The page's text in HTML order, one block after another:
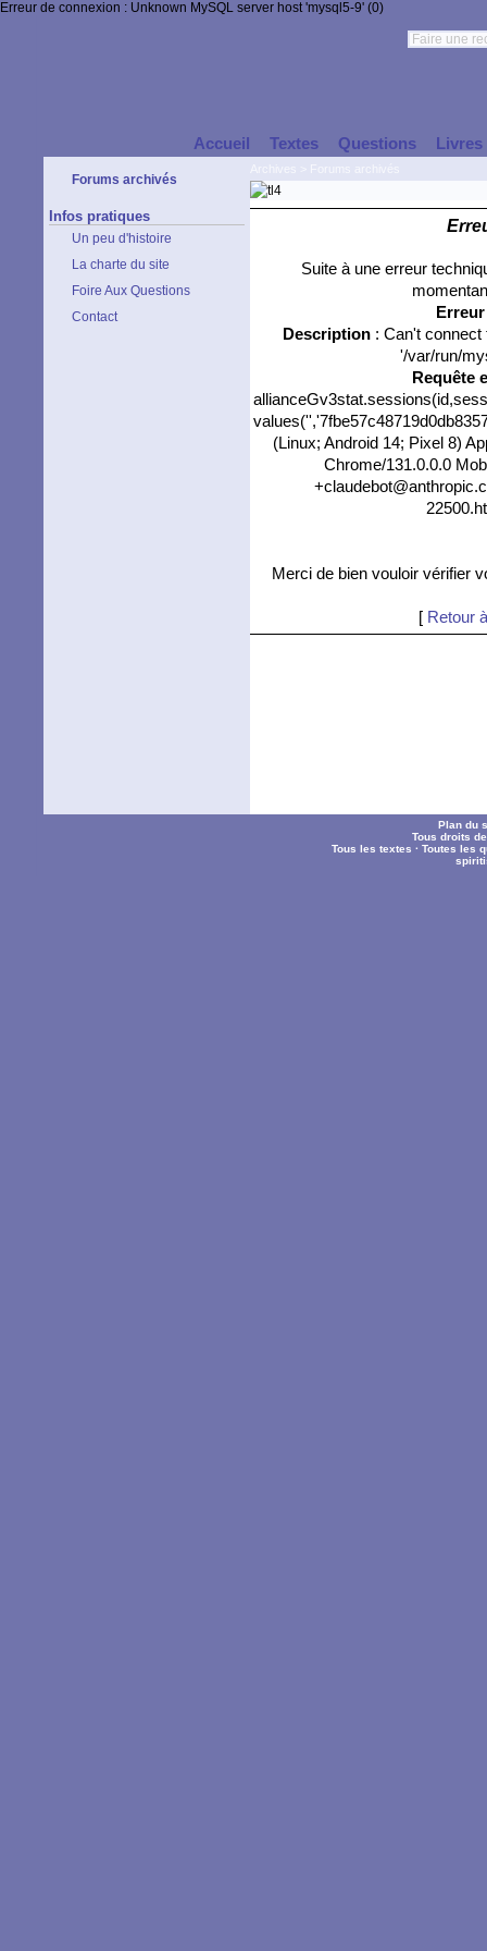
Erreur de connexion : Unknown MySQL server host 'mysql5-9' (0)
Accueil Textes Questions Livres
Forums archivés
Infos pratiques
Un peu d'histoire
La charte du site
Foire Aux Questions
Contact
Suite à une erreur
Description: Can't connect
'/var/run/
Requête
(Linux; Android 14; Pixel 8)
Chrome/131.0.0.0
Merci de bien vouloir vérifier
[ Retour
Plan du
Tous droits
Tous les textes ·Toutes les